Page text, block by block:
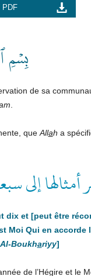
PDF
بِسۡمِ
de sa
que Allah a
إلى
dix et [peut être
Moi Qui en accorde
Al-Boukhariyy]
de l’Hégire et le